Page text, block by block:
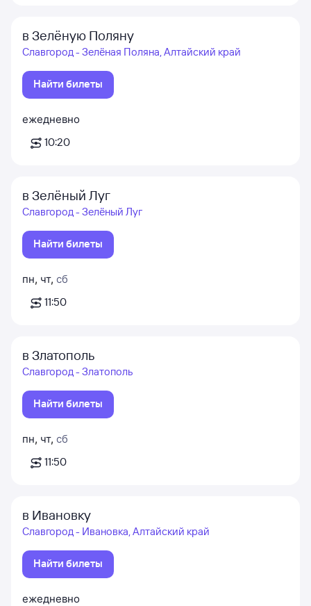
в Зелёную Поляну
Славгород - Зелёная Поляна, Алтайский край
Найти билеты
ежедневно
10:20
в Зелёный Луг
Славгород - Зелёный Луг
Найти билеты
пн, чт, сб
11:50
в Златополь
Славгород - Златополь
Найти билеты
пн, чт, сб
11:50
в Ивановку
Славгород - Ивановка, Алтайский край
Найти билеты
ежедневно